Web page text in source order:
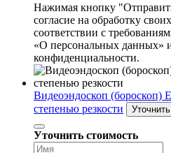
Нажимая кнопку
согласие на обработку
соответствии с
«О персональных данных»
конфиденциальности.
Видеоэндоскоп (бороскоп)
степенью резкости
Уточнить стоимость